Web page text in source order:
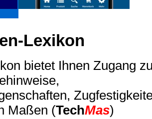
Lexikon
bietet Ihnen Zugang
Maßen (TechMas)